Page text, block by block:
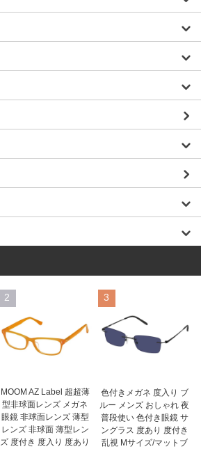
2
MOOM AZ Label 超超薄
型非球面レンズ メガネ
眼鏡 非球面レンズ 薄型
レンズ 非球面 薄型レン
ズ 度付き 度入り 度あり
3
色付きメガネ 度入り ブ
ルー メンズ おしゃれ 夜
普段使い 色付き眼鏡 サ
ングラス 度あり 度付き
乱視 Mサイズ/マットブ